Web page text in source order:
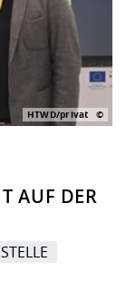
AUF DER
HTWD/privat